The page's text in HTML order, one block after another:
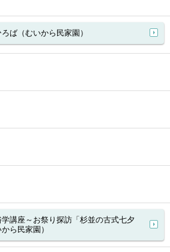
ば（むいから民家園）
講座～お祭り探訪「杉並の古式七夕
ら民家園）